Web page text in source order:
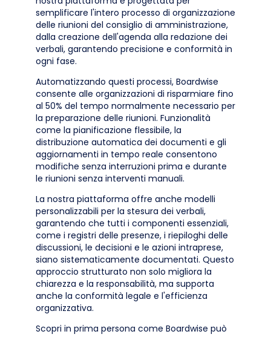
semplificare l'intero processo di organizzazione
delle riunioni del consiglio di amministrazione,
dalla creazione dell'agenda alla redazione dei
verbali, garantendo precisione e conformità in
ogni fase.
Automatizzando questi processi, Boardwise
consente alle organizzazioni di risparmiare fino
al 50% del tempo normalmente necessario per
la preparazione delle riunioni. Funzionalità
come la pianificazione flessibile, la
distribuzione automatica dei documenti e gli
aggiornamenti in tempo reale consentono
modifiche senza interruzioni prima e durante
le riunioni senza interventi manuali.
La nostra piattaforma offre anche modelli
personalizzabili per la stesura dei verbali,
garantendo che tutti i componenti essenziali,
come i registri delle presenze, i riepiloghi delle
discussioni, le decisioni e le azioni intraprese,
siano sistematicamente documentati. Questo
approccio strutturato non solo migliora la
chiarezza e la responsabilità, ma supporta
anche la conformità legale e l'efficienza
organizzativa.
Scopri in prima persona come Boardwise può